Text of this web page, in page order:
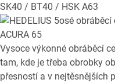
SK40 / BT40 / HSK A63
ACURA 65
Vysoce výkonné obráběcí
tam, kde je třeba obrobky
přesností a v nejtěsnějších